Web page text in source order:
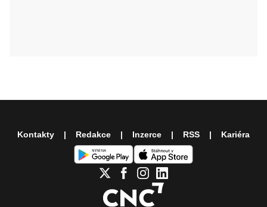
Kontakty Redakce Inzerce RSS Kariéra